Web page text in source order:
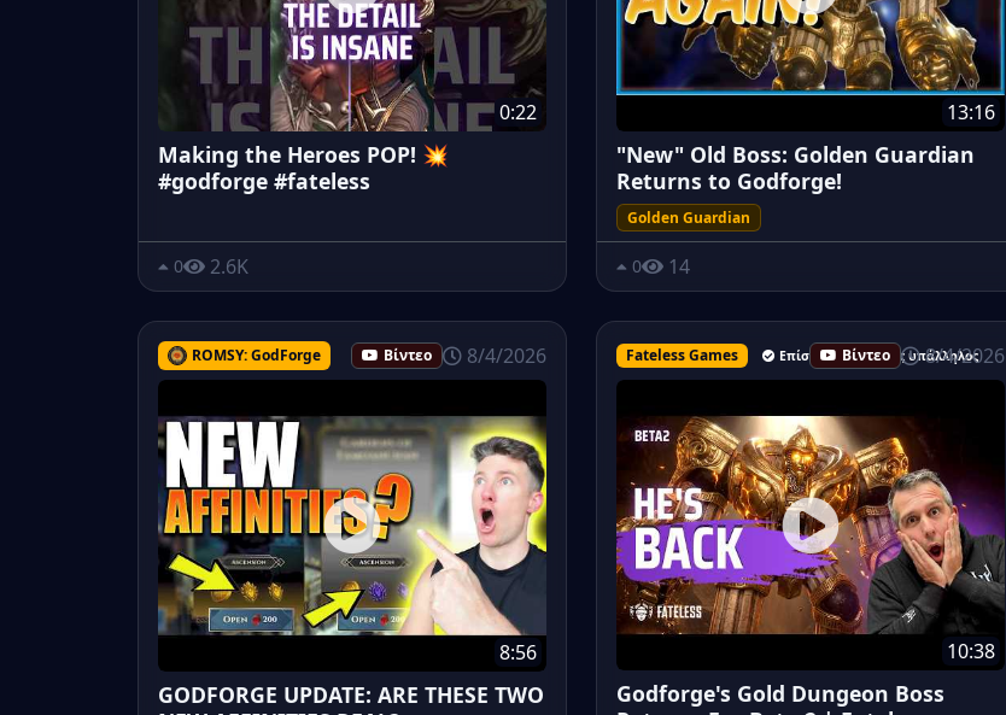
0:22
Making the Heroes POP! 💥
#godforge #fateless
0 2.6K
13:16
"New" Old Boss: Golden Guardian
Returns to Godforge!
Golden Guardian
0 14
ROMSY: GodForge Βίντεο 8/4/2026
8:56
GODFORGE UPDATE: ARE THESE TWO
Fateless Games Επίσημος ανώτερος υπάλληλος
Βίντεο 8/4/2026
10:38
Godforge's Gold Dungeon Boss